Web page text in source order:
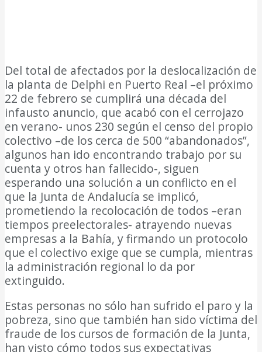
Del total de afectados por la deslocalización de
la planta de Delphi en Puerto Real –el próximo
22 de febrero se cumplirá una década del
infausto anuncio, que acabó con el cerrojazo
en verano- unos 230 según el censo del propio
colectivo –de los cerca de 500 “abandonados”,
algunos han ido encontrando trabajo por su
cuenta y otros han fallecido-, siguen
esperando una solución a un conflicto en el
que la Junta de Andalucía se implicó,
prometiendo la recolocación de todos –eran
tiempos preelectorales- atrayendo nuevas
empresas a la Bahía, y firmando un protocolo
que el colectivo exige que se cumpla, mientras
la administración regional lo da por
extinguido.
Estas personas no sólo han sufrido el paro y la
pobreza, sino que también han sido víctima del
fraude de los cursos de formación de la Junta,
han visto cómo todos sus expectativas